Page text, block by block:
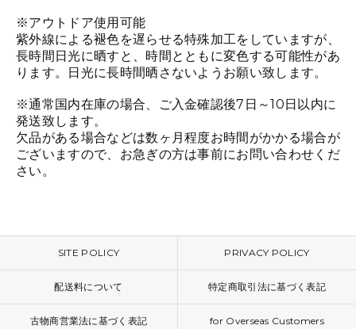
※アウトドア使用可能
紫外線による褪色を遅らせる特殊加工をしていますが、
長時間日光に晒すと、時間とともに変色する可能性があ
ります。日光に長時間晒さないようお願い致します。
※通常国内在庫の場合、ご入金確認後7日～10日以内に
発送致します。
欠品がある場合などは数ヶ月程度お時間がかかる場合が
ございますので、お急ぎの方は事前にお問い合わせくだ
さい。
SITE POLICY PRIVACY POLICY
配送料について 特定商取引法に基づく表記
古物商営業法に基づく表記 for Overseas Customers